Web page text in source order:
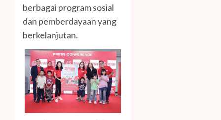
berbagai program sosial
dan pemberdayaan yang
berkelanjutan.